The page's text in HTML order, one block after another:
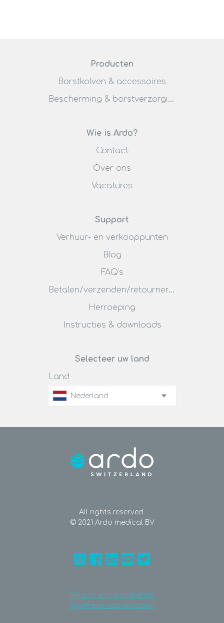
Producten
Borstkolven & accessoires
Bescherming & borstverzorging
Wie is Ardo?
Contact
Over ons
Vacatures
Support
Verhuur- en verkooppunten
Blog
FAQ’s
Betalen/verzenden/retourneren
Herroeping
Instructies & downloads
Selecteer uw land
Land
Nederland
All rights reserved
© 2021 Ardo medical BV
Privacy en cookiebeleid
Algemene voorwaarden